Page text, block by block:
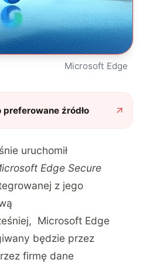
Microsoft Edge
preferowane źródło
uruchomił
Edge Secure
z jego
Microsoft Edge
będzie przez
firmę dane